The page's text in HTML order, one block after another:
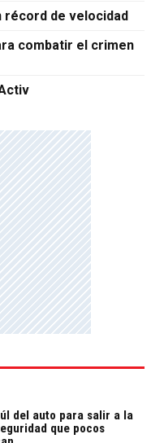
récord de velocidad
combatir el crimen
del auto para salir a la
que pocos